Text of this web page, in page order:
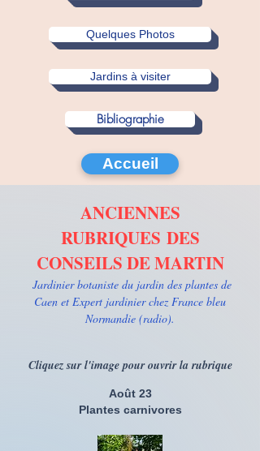
Quelques Photos
Jardins à visiter
Bibliographie
Accueil
ANCIENNES
RUBRIQUES DES
CONSEILS DE MARTIN
Jardinier botaniste du jardin des plantes de
Caen et Expert jardinier chez France bleu
Normandie (radio).
Cliquez sur l'image pour ouvrir la rubrique
Août 23
Plantes carnivores